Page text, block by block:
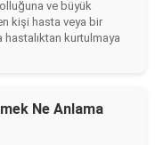
ve büyük
kişi hasta veya bir
hastalıktan kurtulmaya
Ne Anlama